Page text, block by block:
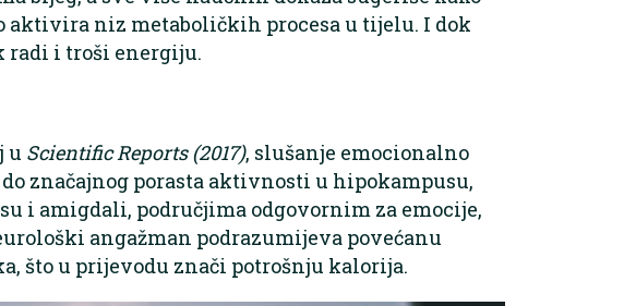
aktivira niz metaboličkih procesa u tijelu. I dok
radi i troši energiju.
u Scientific Reports (2017), slušanje emocionalno
značajnog porasta aktivnosti u hipokampusu,
i amigdali, područjima odgovornim za emocije,
angažman podrazumijeva povećanu
što u prijevodu znači potrošnju kalorija.